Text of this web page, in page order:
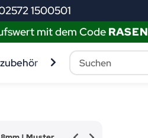
1500501
mit dem Code RASEN
Muster bestellen